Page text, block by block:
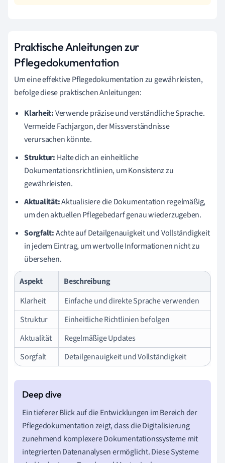
Praktische Anleitungen zur
Pflegedokumentation
Um eine effektive Pflegedokumentation zu gewährleisten,
befolge diese praktischen Anleitungen:
Klarheit:Verwende präzise und verständliche Sprache.
Vermeide Fachjargon, der Missverständnisse
verursachen könnte.
Struktur: Halte dich an einheitliche
Dokumentationsrichtlinien, um Konsistenz zu
gewährleisten.
Aktualität:Aktualisiere die Dokumentation regelmäßig,
um den aktuellen Pflegebedarf genau wiederzugeben.
Sorgfalt:Achte auf Detailgenauigkeit und Vollständigkeit
in jedem Eintrag, um wertvolle Informationen nicht zu
übersehen.
Aspekt
Beschreibung
Klarheit
Einfache und direkte Sprache verwenden
Struktur
Einheitliche Richtlinien befolgen
Aktualität
Regelmäßige Updates
Sorgfalt
Detailgenauigkeit und Vollständigkeit
Ein tieferer Blick auf die Entwicklungen im Bereich der
Pflegedokumentation zeigt, dass die Digitalisierung
zunehmend komplexere Dokumentationssysteme mit
integrierten Datenanalysen ermöglicht. Diese Systeme